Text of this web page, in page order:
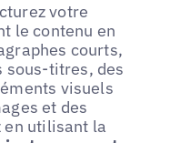
votre
le contenu en
courts,
sous-titres, des
visuels
et des
en utilisant la